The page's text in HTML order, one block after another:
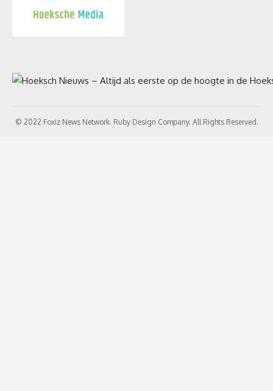
© 2022 Foxiz News Network. Ruby Design Company. All Rights Reserved.